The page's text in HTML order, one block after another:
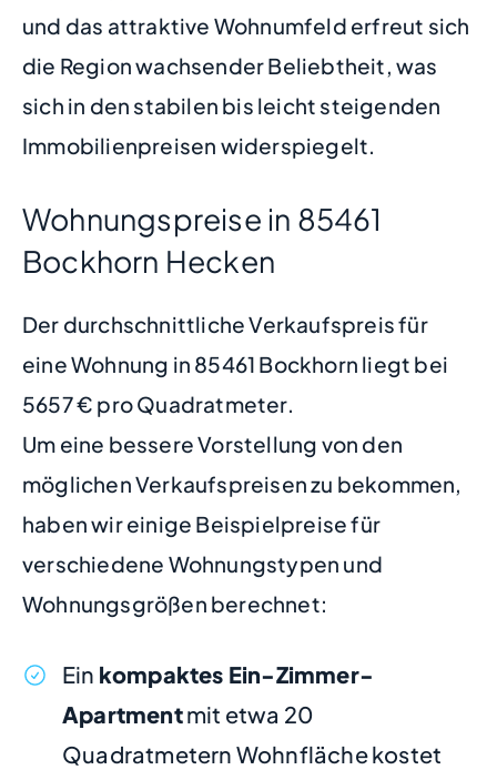
und das attraktive Wohnumfeld erfreut sich
die Region wachsender Beliebtheit, was
sich in den stabilen bis leicht steigenden
Immobilienpreisen widerspiegelt.
Wohnungspreise in 85461
Bockhorn Hecken
Der durchschnittliche Verkaufspreis für
eine Wohnung in 85461 Bockhorn liegt bei
5657 € pro Quadratmeter.
Um eine bessere Vorstellung von den
möglichen Verkaufspreisen zu bekommen,
haben wir einige Beispielpreise für
verschiedene Wohnungstypen und
Wohnungsgrößen berechnet:
Ein kompaktes Ein-Zimmer-
Apartmentmit etwa 20
Quadratmetern Wohnfläche kostet